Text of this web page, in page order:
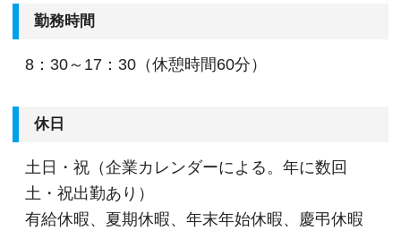
勤務時間
8：30～17：30（休憩時間60分）
休日
土日・祝（企業カレンダーによる。年に数回
土・祝出勤あり）
有給休暇、夏期休暇、年末年始休暇、慶弔休暇